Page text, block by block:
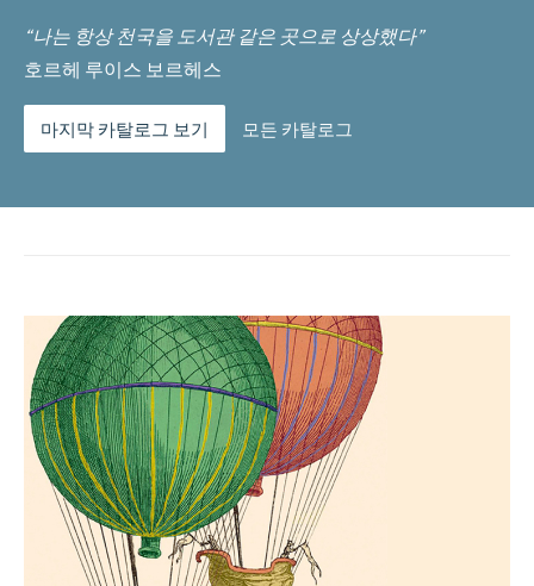
“나는 항상 천국을 도서관 같은 곳으로 상상했다”
호르헤 루이스 보르헤스
마지막 카탈로그 보기 모든 카탈로그